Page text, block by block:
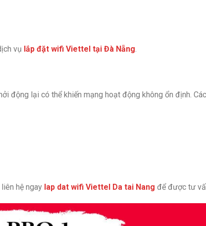
vụ lắp đặt wifi Viettel tại Đà Nẵng.
động lại có thể khiến mạng hoạt động không ổn định.
hệ ngay lap dat wifi Viettel Da tai Nang để được tư